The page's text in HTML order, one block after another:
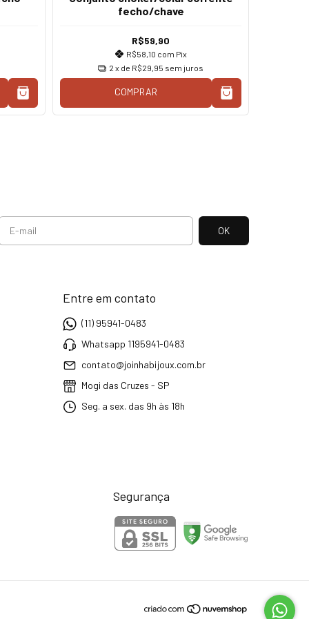
fecho/chave
R$59,90
R$58,10 com Pix
2 x de R$29,95 sem juros
COMPRAR
Entre em contato
(11) 95941-0483
Whatsapp 1195941-0483
contato@joinhabijoux.com.br
Mogi das Cruzes - SP
Seg. a sex. das 9h às 18h
Segurança